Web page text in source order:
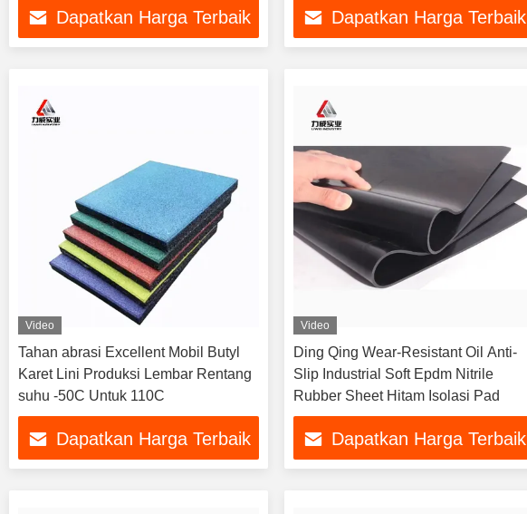
Dapatkan Harga Terbaik Dapatkan Harga Terbaik
Video
Tahan abrasi Excellent Mobil Butyl
Karet Lini Produksi Lembar Rentang
suhu -50C Untuk 110C
Dapatkan Harga Terbaik
Video
Ding Qing Wear-Resistant Oil Anti-
Slip Industrial Soft Epdm Nitrile
Rubber Sheet Hitam Isolasi Pad
Dapatkan Harga Terbaik